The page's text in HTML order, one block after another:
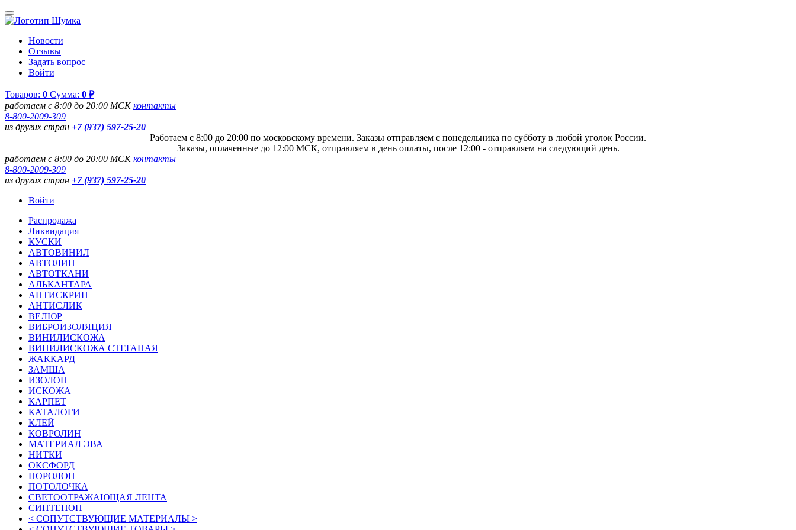
Новости
Отзывы
Задать вопрос
Войти
Товаров: 0 Сумма: 0 ₽
работаем с 8:00 до 20:00 МСКконтакты
8-800-2009-309
из других стран +7 (937) 597-25-20
Работаем с 8:00 до 20:00 по московскому времени. Заказы отправляем с понедельника по субботу в любой уголок России.
Заказы, оплаченные до 12:00 МСК, отправляем в день оплаты, после 12:00 - отправляем на следующий день.
работаем с 8:00 до 20:00 МСКконтакты
8-800-2009-309
из других стран +7 (937) 597-25-20
Войти
Распродажа
Ликвидация
КУСКИ
АВТОВИНИЛ
АВТОЛИН
АВТОТКАНИ
АЛЬКАНТАРА
АНТИСКРИП
АНТИСЛИК
ВЕЛЮР
ВИБРОИЗОЛЯЦИЯ
ВИНИЛИСКОЖА
ВИНИЛИСКОЖА СТЕГАНАЯ
ЖАККАРД
ЗАМША
ИЗОЛОН
ИСКОЖА
КАРПЕТ
КАТАЛОГИ
КЛЕЙ
КОВРОЛИН
МАТЕРИАЛ ЭВА
НИТКИ
ОКСФОРД
ПОРОЛОН
ПОТОЛОЧКА
СВЕТООТРАЖАЮЩАЯ ЛЕНТА
СИНТЕПОН
< СОПУТСТВУЮЩИЕ МАТЕРИАЛЫ >